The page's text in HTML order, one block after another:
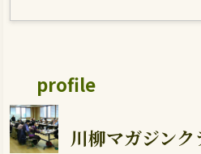
profile
川柳マガジンク